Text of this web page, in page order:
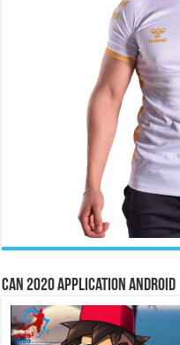
CAN 2020 Application Android